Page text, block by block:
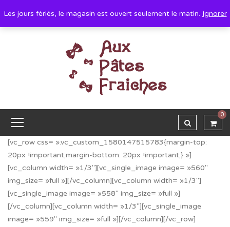
Les jours fériés, le magasin est ouvert seulement le matin. Ignorer
0
[vc_row css= ».vc_custom_1580147515783{margin-top:
20px !important;margin-bottom: 20px !important;} »]
[vc_column width= »1/3″][vc_single_image image= »560″
img_size= »full »][/vc_column][vc_column width= »1/3″]
[vc_single_image image= »558″ img_size= »full »]
[/vc_column][vc_column width= »1/3″][vc_single_image
image= »559″ img_size= »full »][/vc_column][/vc_row]